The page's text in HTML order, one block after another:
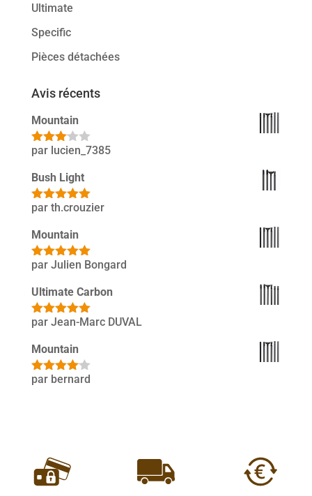
Ultimate
Specific
Pièces détachées
Avis récents
Mountain
Note3
par lucien_7385
Bush Light
Note5sur
par th.crouzier
Mountain
Note5sur
par Julien Bongard
Ultimate Carbon
Note5sur
par Jean-Marc DUVAL
Mountain
Note4
par bernard